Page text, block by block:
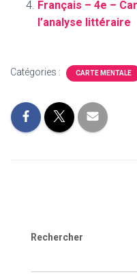
Français – 4e –
l’analyse littéraire
Catégories : CARTE MENTALE
Rechercher